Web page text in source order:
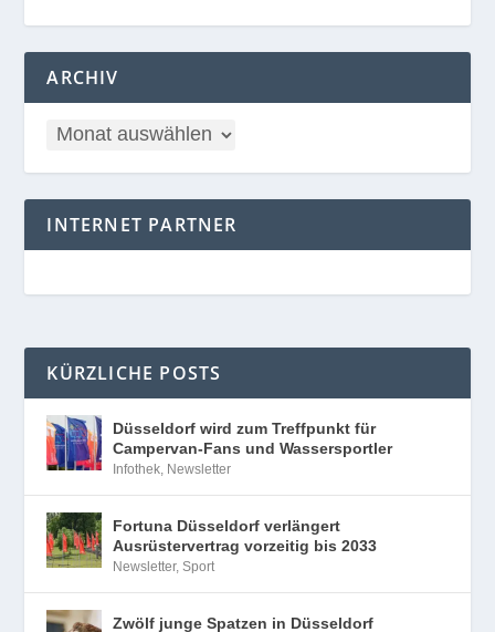
ARCHIV
INTERNET PARTNER
KÜRZLICHE POSTS
Düsseldorf wird zum Treffpunkt für
Campervan-Fans und Wassersportler
Infothek, Newsletter
Fortuna Düsseldorf verlängert
Ausrüstervertrag vorzeitig bis 2033
Newsletter,Sport
Zwölf junge Spatzen in Düsseldorf